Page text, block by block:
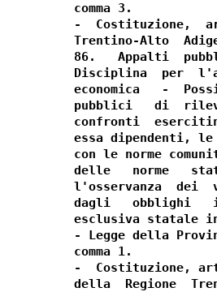
  comma 3.
-  Costituzione,
Trentino-Alto
86.   Appalti
Disciplina  per
economica   -
pubblici   di
confronti
essa dipendenti,
con le norme
delle   norme
l'osservanza  dei
dagli   obblighi
esclusiva statale
- Legge della
  comma 1.
-  Costituzione,
della  Regione